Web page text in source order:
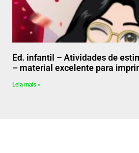
Ed. infantil – Atividades de
– material excelente para
Leia mais »